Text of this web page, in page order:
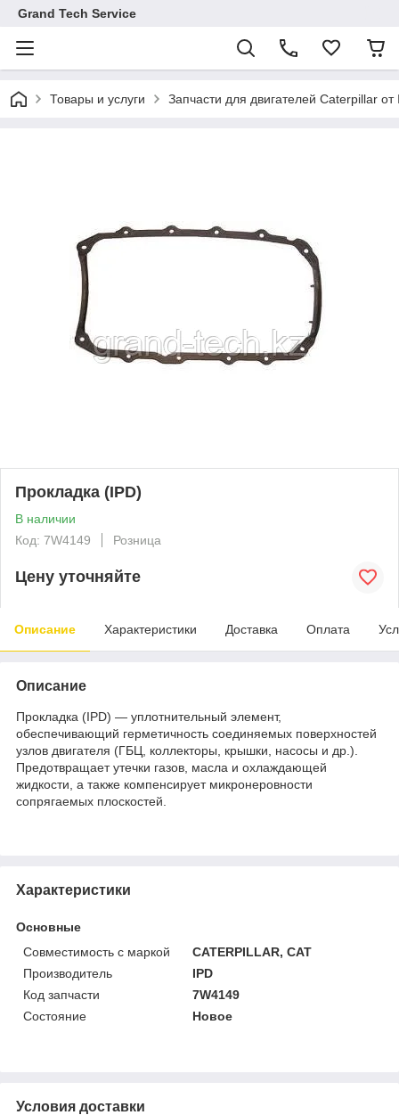
Grand Tech Service
Товары и услуги Запчасти для двигателей Caterpillar от
Прокладка (IPD)
В наличии
Код: 7W4149
Розница
Цену уточняйте
Описание Характеристики Доставка Оплата
Описание
Прокладка (IPD) — уплотнительный элемент,
обеспечивающий герметичность соединяемых поверхностей
узлов двигателя (ГБЦ, коллекторы, крышки, насосы и др.).
Предотвращает утечки газов, масла и охлаждающей
жидкости, а также компенсирует микронеровности
сопрягаемых плоскостей.
Характеристики
Основные
Совместимость с маркой
CATERPILLAR, CAT
Производитель
IPD
Код запчасти
7W4149
Состояние
Новое
Условия доставки